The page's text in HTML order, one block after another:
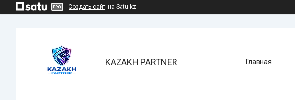
Создать сайт на Satu.kz
KAZAKH PARTNER Главная